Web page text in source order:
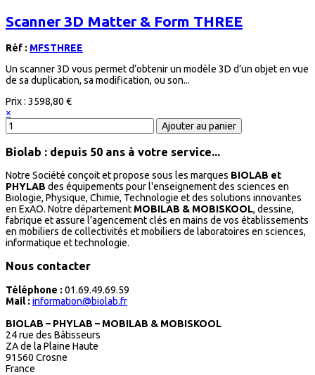
Scanner 3D Matter & Form THREE
Réf : MFSTHREE
Un scanner 3D vous permet d’obtenir un modèle 3D d’un objet en vue
de sa duplication, sa modification, ou son...
Prix : 3598,80 €
×
Biolab : depuis 50 ans à votre service...
Notre Société conçoit et propose sous les marques BIOLAB et
PHYLAB des équipements pour l'enseignement des sciences en
Biologie, Physique, Chimie, Technologie et des solutions innovantes
en ExAO. Notre département MOBILAB & MOBISKOOL, dessine,
fabrique et assure l’agencement clés en mains de vos établissements
en mobiliers de collectivités et mobiliers de laboratoires en sciences,
informatique et technologie.
Nous contacter
Téléphone : 01.69.49.69.59
Mail : information@biolab.fr
BIOLAB – PHYLAB – MOBILAB & MOBISKOOL
24 rue des Bâtisseurs
ZA de la Plaine Haute
91560 Crosne
France